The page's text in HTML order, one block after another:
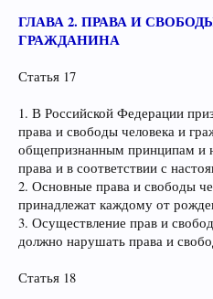
ГЛАВА 2. ПРАВА И
ГРАЖДАНИНА
Статья 17
1. В Российской Федерации
права и свободы человека и
общепризнанным принципам и
права и в соответствии с
2. Основные права и свободы
принадлежат каждому от
3. Осуществление прав и
должно нарушать права и
Статья 18